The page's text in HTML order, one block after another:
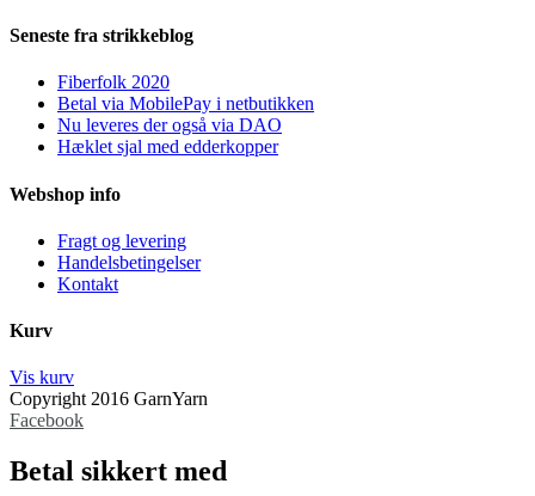
Seneste fra strikkeblog
Fiberfolk 2020
Betal via MobilePay i netbutikken
Nu leveres der også via DAO
Hæklet sjal med edderkopper
Webshop info
Fragt og levering
Handelsbetingelser
Kontakt
Kurv
Vis kurv
Copyright 2016 GarnYarn
Facebook
Betal sikkert med